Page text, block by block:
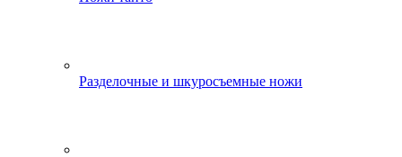
Разделочные и шкуросъемные ножи